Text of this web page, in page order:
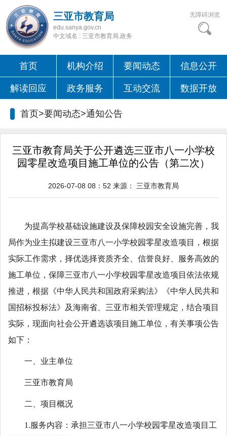
三亚市教育局
edu.sanya.gov.cn
中文域名 : 三亚市教育局.政务
无障碍浏览
首页 机构介绍 要闻动态 信息公开
解读回应 政务服务 互动交流 数据开放
首页>要闻动态>通知公告
三亚市教育局关于公开遴选三亚市八一小学校
园零星改造项目施工单位的公告（第二次）
2026-07-08 08：52 来源： 三亚市教育局
为提高学校基础设施建设及保障校园安全设施完善，我
局作为业主拟建设三亚市八一小学校园零星改造项目，根据
实际工作需求，择优选择资质齐全、信誉良好、服务高效的
施工单位，保障三亚市八一小学校园零星改造项目依法依规
推进，根据《中华人民共和国政府采购法》《中华人民共和
国招标投标法》及海南省、三亚市相关管理规定，结合项目
实际，现面向社会公开遴选该项目施工单位，有关事项公告
如下：
一、业主单位
三亚市教育局
二、项目概况
1.服务内容：承担三亚市八一小学校园零星改造项目工